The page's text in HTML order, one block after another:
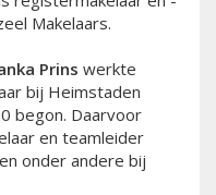
Makelaars.
Prins werkte
bij Heimstaden
begon. Daarvoor
en teamleider
onder andere bij